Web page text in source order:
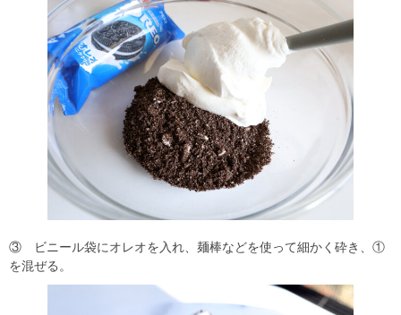
③ ビニール袋にオレオを入れ、麺棒などを使って細かく砕き、①
を混ぜる。